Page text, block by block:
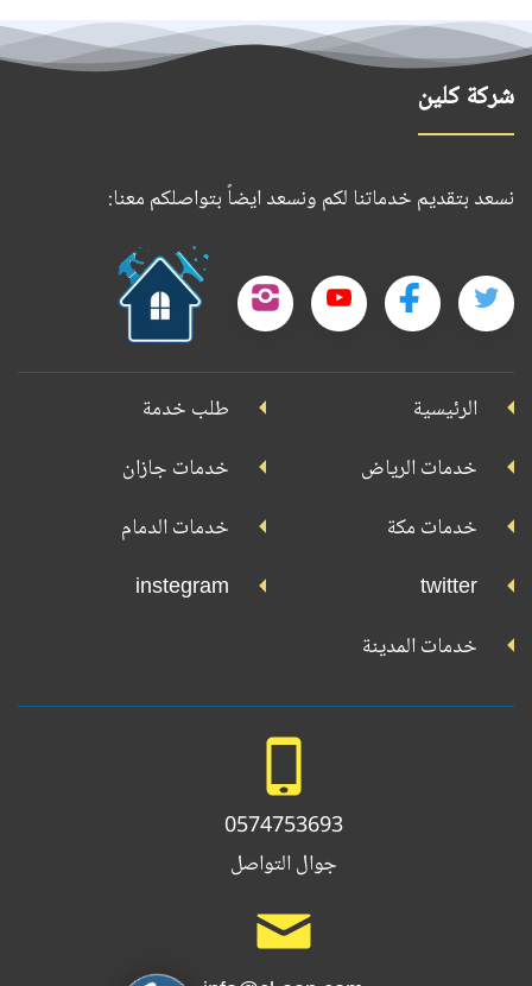
شركة كلين
نسعد بتقديم خدماتنا لكم ونسعد ايضاً بتواصلكم معنا:
تابعنا
تويتر
تابعنا
تابعنا
تابعنا
إنستجرام
جوجل
الرئيسية
طلب خدمة
خدمات الرياض
خدمات جازان
خدمات مكة
خدمات الدمام
twitter
instegram
خدمات المدينة
0574753693
جوال التواصل